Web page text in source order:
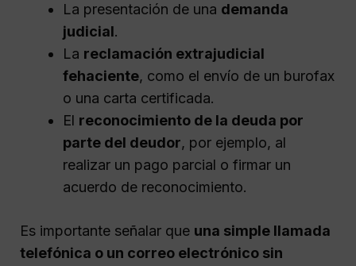
La presentación de una demanda
judicial.
La reclamación extrajudicial
fehaciente, como el envío de un burofax
o una carta certificada.
El reconocimiento de la deuda por
parte del deudor, por ejemplo, al
realizar un pago parcial o firmar un
acuerdo de reconocimiento.
Es importante señalar que una simple llamada
telefónica o un correo electrónico sin